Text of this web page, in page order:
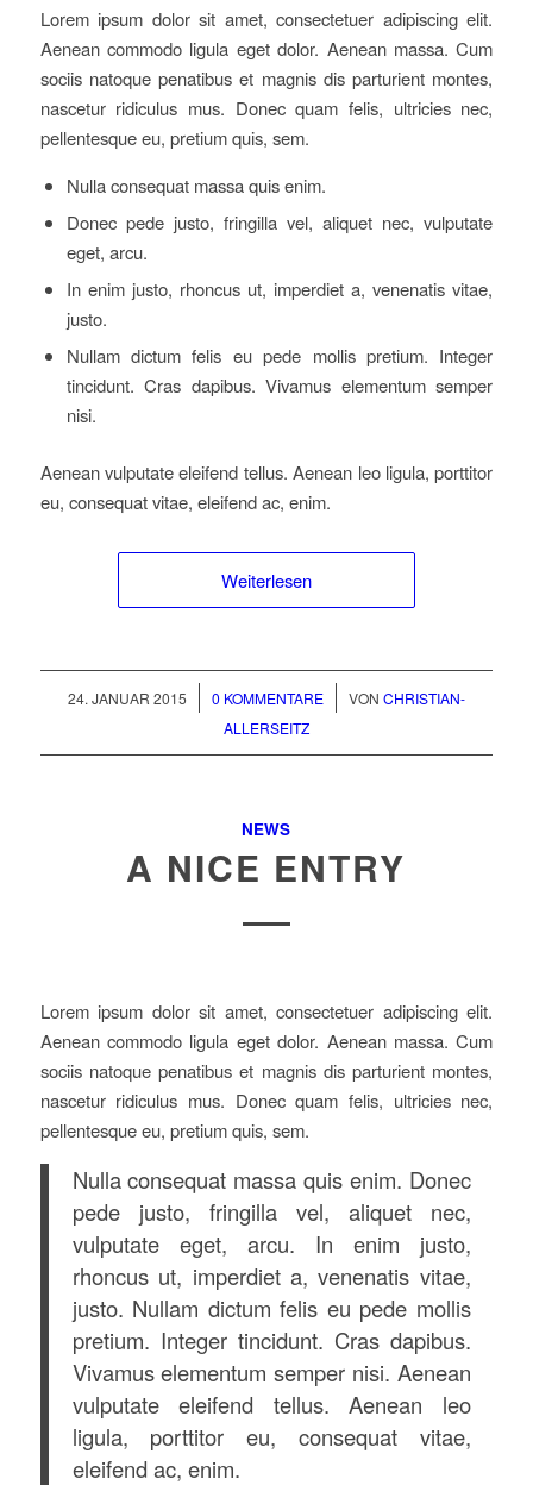
Lorem ipsum dolor sit amet, consectetuer adipiscing elit.
Aenean commodo ligula eget dolor. Aenean massa. Cum
sociis natoque penatibus et magnis dis parturient montes,
nascetur ridiculus mus. Donec quam felis, ultricies nec,
pellentesque eu, pretium quis, sem.
Nulla consequat massa quis enim.
Donec pede justo, fringilla vel, aliquet nec, vulputate
eget, arcu.
In enim justo, rhoncus ut, imperdiet a, venenatis vitae,
justo.
Nullam dictum felis eu pede mollis pretium. Integer
tincidunt. Cras dapibus. Vivamus elementum semper
nisi.
Aenean vulputate eleifend tellus. Aenean leo ligula, porttitor
eu, consequat vitae, eleifend ac, enim.
Weiterlesen
24. JANUAR 2015
/ 0 KOMMENTARE
/ VON CHRISTIAN-
ALLERSEITZ
NEWS
A NICE ENTRY
Lorem ipsum dolor sit amet, consectetuer adipiscing elit.
Aenean commodo ligula eget dolor. Aenean massa. Cum
sociis natoque penatibus et magnis dis parturient montes,
nascetur ridiculus mus. Donec quam felis, ultricies nec,
pellentesque eu, pretium quis, sem.
Nulla consequat massa quis enim. Donec
pede justo, fringilla vel, aliquet nec,
vulputate eget, arcu. In enim justo,
rhoncus ut, imperdiet a, venenatis vitae,
justo. Nullam dictum felis eu pede mollis
pretium. Integer tincidunt. Cras dapibus.
Vivamus elementum semper nisi. Aenean
vulputate eleifend tellus. Aenean leo
ligula, porttitor eu, consequat vitae,
eleifend ac, enim.